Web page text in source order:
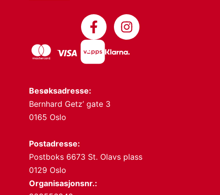
Besøksadresse:
Bernhard Getz’ gate 3
0165 Oslo
Postadresse:
Postboks 6673 St. Olavs plass
0129 Oslo
Organisasjonsnr.: